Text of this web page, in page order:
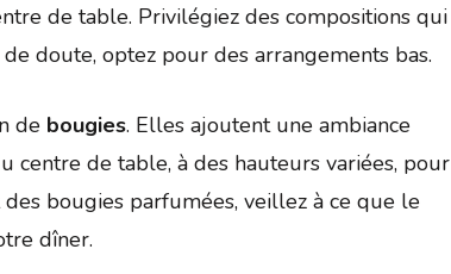
de table. Privilégiez des compositions qui
doute, optez pour des arrangements bas.
de bougies. Elles ajoutent une ambiance
centre de table, à des hauteurs variées, pour
bougies parfumées, veillez à ce que le
dîner.